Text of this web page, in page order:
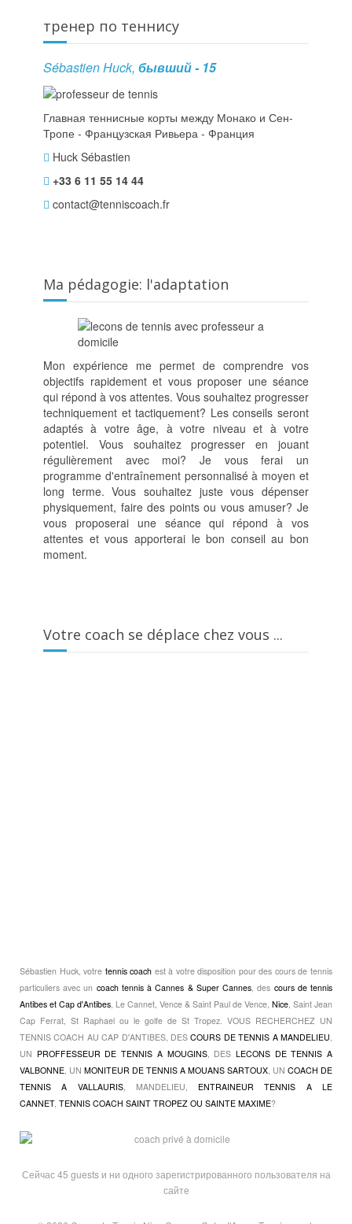
тренер по теннису
Sébastien Huck, бывший - 15
Главная теннисные корты между Монако и Сен-
Тропе - Французская Ривьера - Франция
Huck Sébastien
+33 6 11 55 14 44
contact@tenniscoach.fr
Ma pédagogie: l'adaptation
Mon expérience me permet de comprendre vos
objectifs rapidement et vous proposer une séance
qui répond à vos attentes. Vous souhaitez progresser
techniquement et tactiquement? Les conseils seront
adaptés à votre âge, à votre niveau et à votre
potentiel. Vous souhaitez progresser en jouant
régulièrement avec moi? Je vous ferai un
programme d'entraînement personnalisé à moyen et
long terme. Vous souhaitez juste vous dépenser
physiquement, faire des points ou vous amuser? Je
vous proposerai une séance qui répond à vos
attentes et vous apporterai le bon conseil au bon
moment.
Votre coach se déplace chez vous ...
Sébastien Huck, votre tennis coach est à votre disposition pour des cours de tennis
particuliers avec un coach tennis à Cannes & Super Cannes , des cours de tennis
Antibes et Cap d'Antibes , Le Cannet, Vence & Saint Paul de Vence, Nice , Saint Jean
Cap Ferrat, St Raphael ou le golfe de St Tropez. VOUS RECHERCHEZ UN
TENNIS COACH AU CAP D'ANTIBES, DESCOURS DE TENNIS A MANDELIEU
UN PROFFESSEUR DE TENNIS A MOUGINS, DES LECONS DE TENNIS A
VALBONNE , UN MONITEUR DE TENNIS A MOUANS SARTOUX , UN COACH DE
TENNIS A VALLAURIS, MANDELIEU, ENTRAINEUR TENNIS A LE
CANNET, TENNIS COACH SAINT TROPEZ OU SAINTE MAXIME?
Сейчас 45 guests и ни одного зарегистрированного пользователя на
сайте